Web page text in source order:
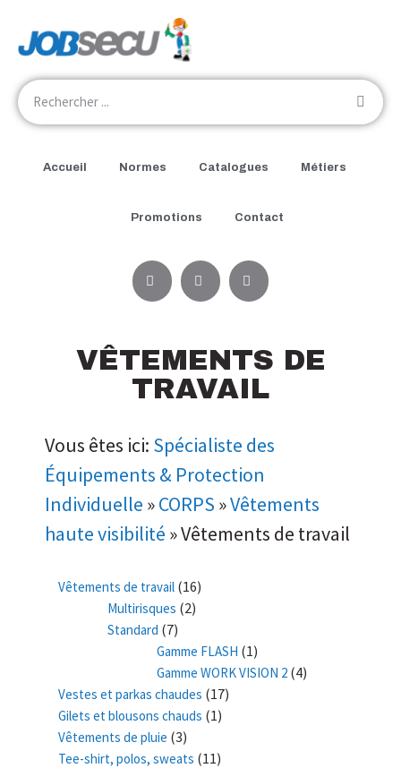
Accueil Normes Catalogues Métiers
Promotions Contact
VÊTEMENTS DE
TRAVAIL
Vous êtes ici: Spécialiste des
Équipements & Protection
Individuelle »CORPS »Vêtements
haute visibilité »Vêtements de travail
Vêtements de travail (16)
Multirisques (2)
Standard (7)
Gamme FLASH (1)
Gamme WORK VISION 2 (4)
Vestes et parkas chaudes (17)
Gilets et blousons chauds (1)
Vêtements de pluie (3)
Tee-shirt, polos, sweats (11)